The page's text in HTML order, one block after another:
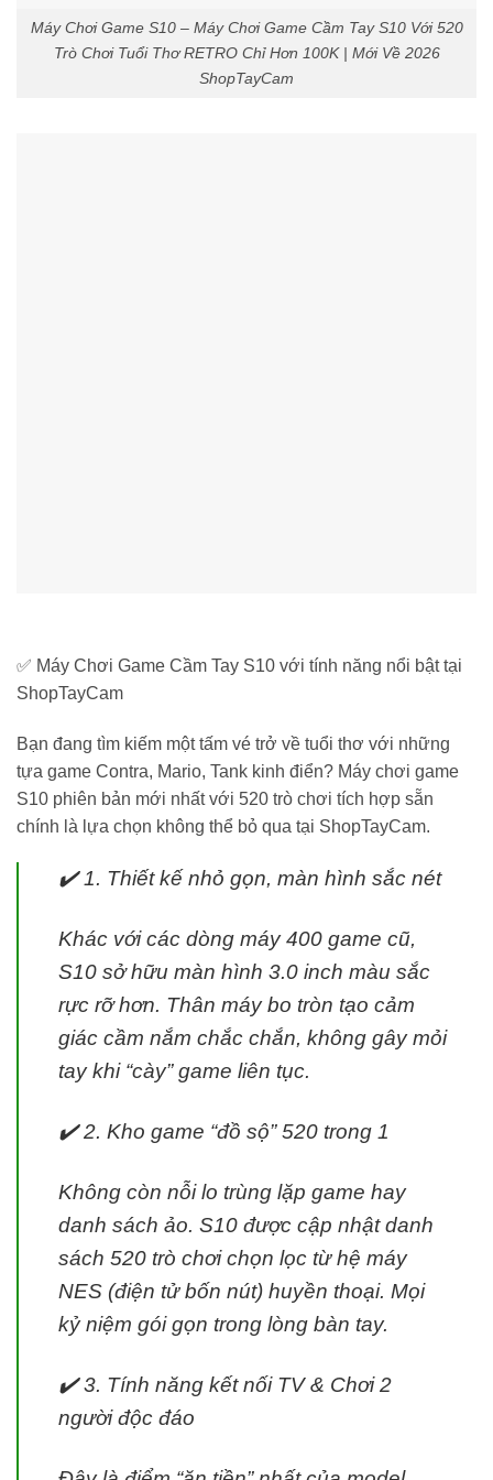
Máy Chơi Game S10 – Máy Chơi Game Cầm Tay S10 Với 520
Trò Chơi Tuổi Thơ RETRO Chỉ Hơn 100K | Mới Về 2026
ShopTayCam
✅ Máy Chơi Game Cầm Tay S10 với tính năng nổi bật tại
ShopTayCam
Bạn đang tìm kiếm một tấm vé trở về tuổi thơ với những
tựa game Contra, Mario, Tank kinh điển? Máy chơi game
S10 phiên bản mới nhất với 520 trò chơi tích hợp sẵn
chính là lựa chọn không thể bỏ qua tại ShopTayCam.
✔️ 1. Thiết kế nhỏ gọn, màn hình sắc nét
Khác với các dòng máy 400 game cũ,
S10 sở hữu màn hình 3.0 inch màu sắc
rực rỡ hơn. Thân máy bo tròn tạo cảm
giác cầm nắm chắc chắn, không gây mỏi
tay khi “cày” game liên tục.
✔️ 2. Kho game “đồ sộ” 520 trong 1
Không còn nỗi lo trùng lặp game hay
danh sách ảo. S10 được cập nhật danh
sách 520 trò chơi chọn lọc từ hệ máy
NES (điện tử bốn nút) huyền thoại. Mọi
kỷ niệm gói gọn trong lòng bàn tay.
✔️ 3. Tính năng kết nối TV & Chơi 2
người độc đáo